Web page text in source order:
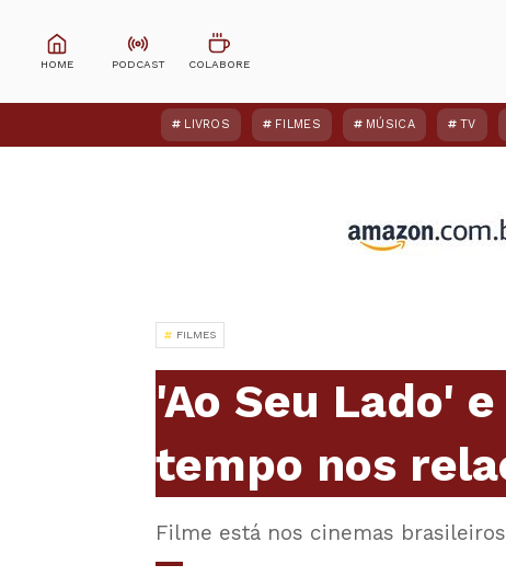
LIVROS FILMES MÚSICA TV
FILMES
'Ao Seu Lado'
tempo nos
Filme está nos cinemas brasileiros